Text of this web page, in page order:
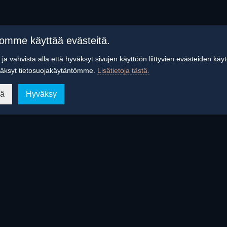
käyttää evästeitä.
ja vahvista alla että hyväksyt sivujen käyttöön liittyvien evästeiden
tietosuojakäytäntömme. Lisätietoja tästä.
Hyväksy